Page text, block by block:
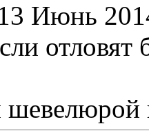
Июнь
отловят